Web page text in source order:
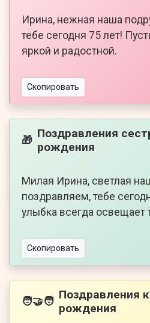
Ирина, нежная наша
тебе сегодня 75 лет!
яркой и радостной.
Скопировать
🎁 Поздравления
рождения
Милая Ирина, светлая
поздравляем, тебе
улыбка всегда освещает
Скопировать
🧑‍🤝‍🧑 Поздравления
рождения